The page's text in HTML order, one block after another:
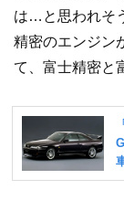
は…と思われそ
精密のエンジン
て、富士精密と